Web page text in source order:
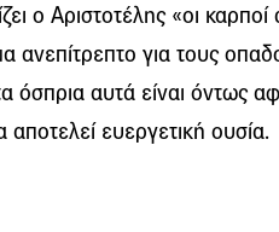
ο Αριστοτέλης «οι
ανεπίτρεπτο για τους
όσπρια αυτά είναι όντως
ευεργετική ουσία.